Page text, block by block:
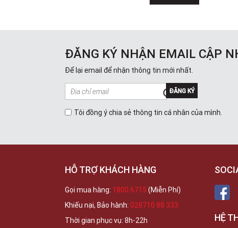
ĐĂNG KÝ NHẬN EMAIL CẬP
Để lại email để nhận thông tin mới nhất.
ĐĂNG KÝ
Tôi đồng ý chia sẻ thông tin cá nhân của mình.
HỖ TRỢ KHÁCH HÀNG
Gọi mua hàng: 1800 6715 (Miễn Phí)
Khiếu nại, Bảo hành: 028710 88 333
Thời gian phục vụ: 8h-22h
HỆ